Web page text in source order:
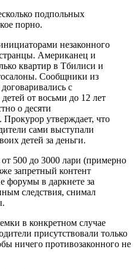
подпольных
порно.
незаконного
Американец и
квартир в Тбилиси и
Сообщники из
с
от восьми до 12 лет
о десяти
Прокурор утверждает, что
сами выступали
детей за деньги.
500 до 3000 лари (примерно
запретный контент
форумы в даркнете за
следствия, снимал
в конкретном случае
присутствовали только
ничего противозаконного не